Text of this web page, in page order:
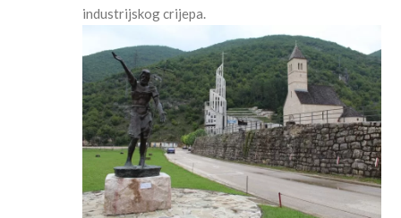
industrijskog crijepa.